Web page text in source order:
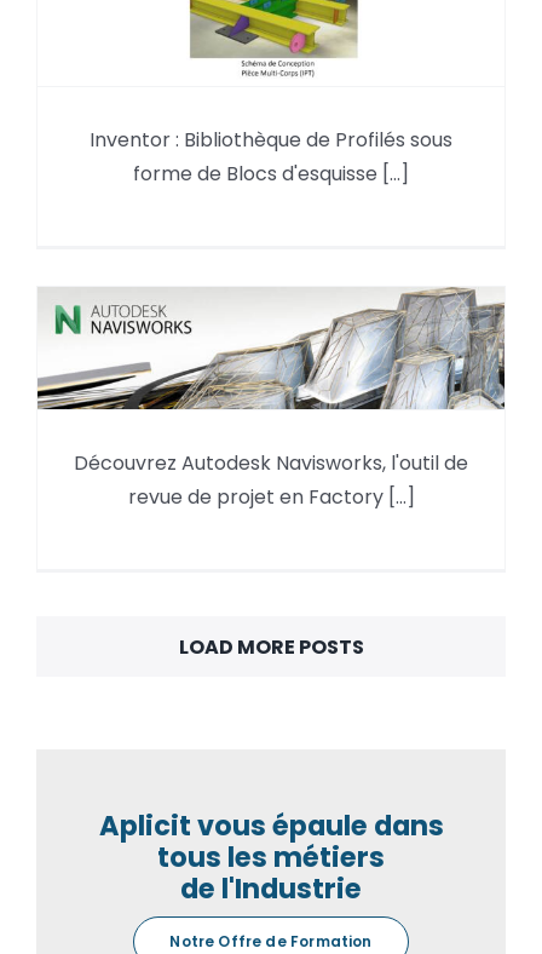
Bibliothèque de Profilés sous
forme de Blocs d’esquisse
Inventor : Bibliothèque de Profilés sous
forme de Blocs d'esquisse [...]
Navisworks, l’outil de revue de
projet en Factory Design
Découvrez Autodesk Navisworks, l'outil de
revue de projet en Factory [...]
LOAD MORE POSTS
Aplicit vous épaule dans
tous les métiers
de l'Industrie
Notre Offre de Formation